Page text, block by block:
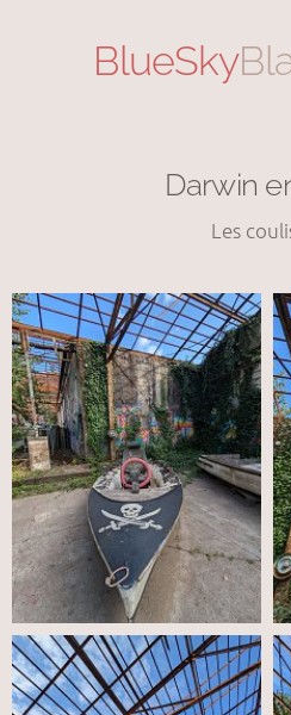
BlueSky
Darwin
Les